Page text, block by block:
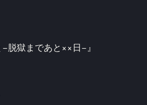
−脱獄まであと××日−』